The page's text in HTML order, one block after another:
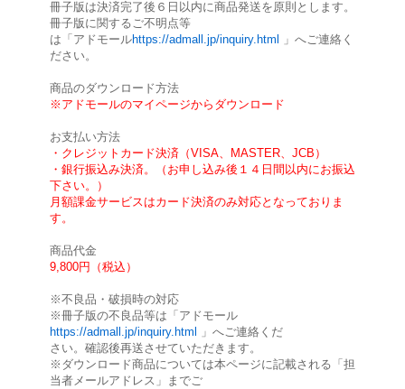
冊子版は決済完了後６日以内に商品発送を原則とします。
冊子版に関するご不明点等
は「アドモールhttps://admall.jp/inquiry.html
」へご連絡く
ださい。
商品のダウンロード方法
※アドモールのマイページからダウンロード
お支払い方法
・クレジットカード決済（VISA、MASTER、JCB）
・銀行振込み決済。（お申し込み後１４日間以内にお振込
下さい。）
月額課金サービスはカード決済のみ対応となっておりま
す。
商品代金
9,800円（税込）
※不良品・破損時の対応
※冊子版の不良品等は「アドモール
https://admall.jp/inquiry.html
」へご連絡くだ
さい。確認後再送させていただきます。
※ダウンロード商品については本ページに記載される「担
当者メールアドレス」までご